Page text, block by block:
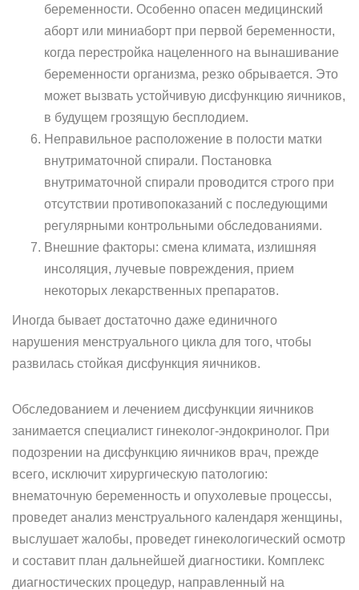
беременности. Особенно опасен медицинский
аборт или миниаборт при первой беременности,
когда перестройка нацеленного на вынашивание
беременности организма, резко обрывается. Это
может вызвать устойчивую дисфункцию яичников,
в будущем грозящую бесплодием.
Неправильное расположение в полости матки
внутриматочной спирали. Постановка
внутриматочной спирали проводится строго при
отсутствии противопоказаний с последующими
регулярными контрольными обследованиями.
Внешние факторы: смена климата, излишняя
инсоляция, лучевые повреждения, прием
некоторых лекарственных препаратов.
Иногда бывает достаточно даже единичного
нарушения менструального цикла для того, чтобы
развилась стойкая дисфункция яичников.
Обследованием и лечением дисфункции яичников
занимается специалист гинеколог-эндокринолог. При
подозрении на дисфункцию яичников врач, прежде
всего, исключит хирургическую патологию:
внематочную беременность и опухолевые процессы,
проведет анализ менструального календаря женщины,
выслушает жалобы, проведет гинекологический осмотр
и составит план дальнейшей диагностики. Комплекс
диагностических процедур, направленный на